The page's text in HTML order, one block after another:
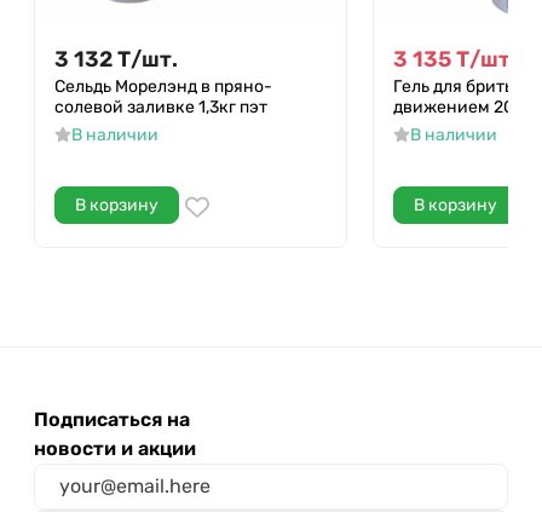
3 132Т/шт.
Сельдь Морелэнд в пряно-
солевой заливке 1,3кг пэт
В наличии
В корзину
3 135Т/шт.
Гель для бритья
движением
В наличии
В корзину
Подписаться на
новости и акции